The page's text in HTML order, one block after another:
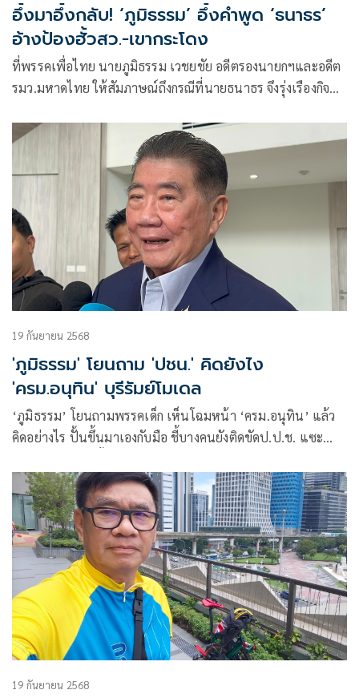
อึ้งมาอึ้งกลับ! ‘ภูมิธรรม’ อึ้งคำพูด ‘ธนาธร’
อ้างป้องฮั้วสว.-เขากระโดง
ที่พรรคเพื่อไทย นายภูมิธรรม เวชยชัย อดีตรองนายกฯและอดีต
รมว.มหาดไทย ให้สัมภาษณ์ถึงกรณีที่นายธนาธร จึงรุ่งเรืองกิจ
19 กันยายน 2568
'ภูมิธรรม' โยนถาม 'ปชน.' คิดยังไง
'ครม.อนุทิน' บุรีรัมย์โมเดล
‘ภูมิธรรม’ โยนถามพรรคเด็ก เห็นโฉมหน้า ‘ครม.อนุทิน’ แล้ว
คิดอย่างไร ปั้นขึ้นมาเองกับมือ ชี้บางคนยังติดขัดป.ป.ช. แซะ
19 กันยายน 2568